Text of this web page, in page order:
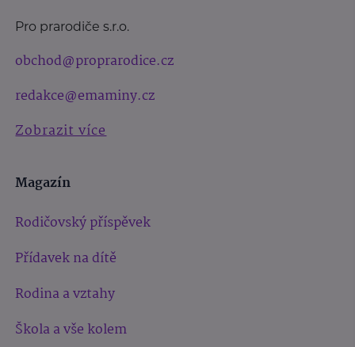
Pro prarodiče s.r.o.
obchod@proprarodice.cz
redakce@emaminy.cz
Zobrazit více
Magazín
Rodičovský příspěvek
Přídavek na dítě
Rodina a vztahy
Škola a vše kolem